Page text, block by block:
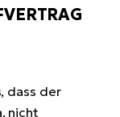
dass der
nicht